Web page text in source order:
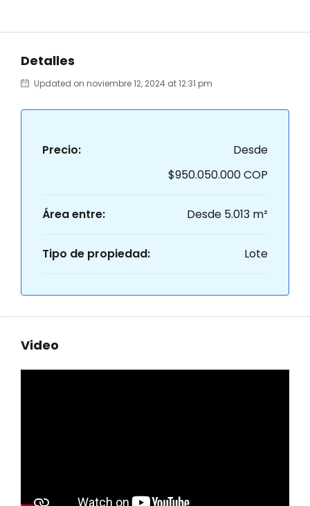
Detalles
Updated on noviembre 12, 2024 at 12:31 pm
Precio:
Desde
$950.050.000 COP
Área entre: Desde 5.013 m²
Tipo de propiedad: Lote
Video